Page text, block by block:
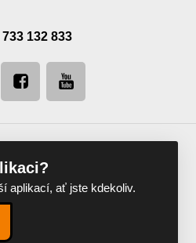
132 833
aplikací, ať jste kdekoliv.